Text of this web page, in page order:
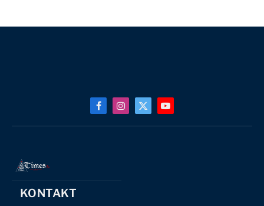
FacebookInstagram
X
(Twitter)
YouTube
KONTAKT